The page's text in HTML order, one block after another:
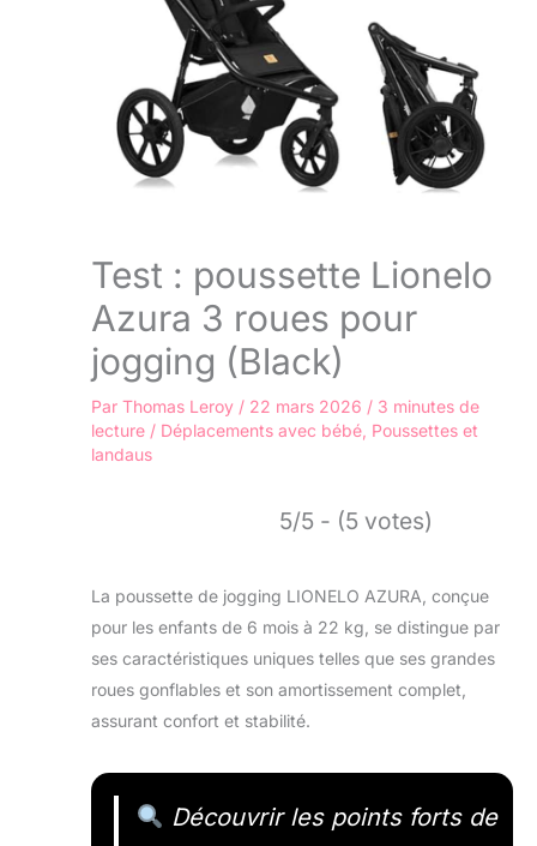
Test : poussette Lionelo
Azura 3 roues pour
jogging (Black)
Par Thomas Leroy / 22 mars 2026 / 3 minutes de
lecture / Déplacements avec bébé Poussettes et
landaus
5/5 - (5 votes)
La poussette de jogging LIONELO AZURA, conçue
pour les enfants de 6 mois à 22 kg, se distingue par
ses caractéristiques uniques telles que ses grandes
roues gonflables et son amortissement complet,
assurant confort et stabilité.
Découvrir les points forts de